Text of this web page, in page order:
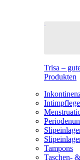
Trisa –
Produkten
Intimpflege
Tampons
Taschen-